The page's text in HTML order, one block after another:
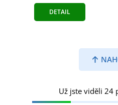
DETAIL
Už jste viděli 24